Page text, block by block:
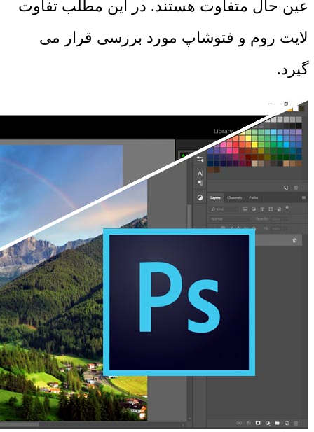
عین حال متفاوت هستند. در این مطلب تفاوت
لایت روم و فتوشاپ مورد بررسی قرار می
گیرد.